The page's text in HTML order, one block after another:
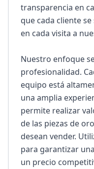
transparencia en
que cada cliente
en cada visita a
Nuestro enfoque
profesionalidad.
equipo está
una amplia
permite realizar
de las piezas de
desean vender.
para garantizar
un precio